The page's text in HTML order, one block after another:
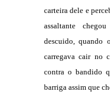
carteira dele e
assaltante
descuido, quando
carregava cair no
contra o bandido
barriga assim que